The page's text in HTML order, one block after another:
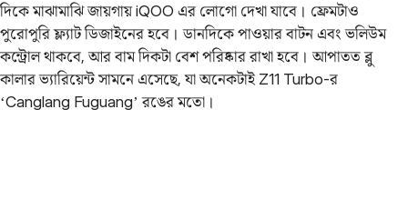
দিকে মাঝামাঝি জায়গায় iQOO এর লোগো দেখা যাবে। ফ্রেমটাও
পুরোপুরি ফ্ল্যাট ডিজাইনের হবে। ডানদিকে পাওয়ার বাটন এবং ভলিউম
কন্ট্রোল থাকবে, আর বাম দিকটা বেশ পরিষ্কার রাখা হবে। আপাতত ব্লু
কালার ভ্যারিয়েন্ট সামনে এসেছে, যা অনেকটাই Z11 Turbo-র
‘Canglang Fuguang’ রঙের মতো।